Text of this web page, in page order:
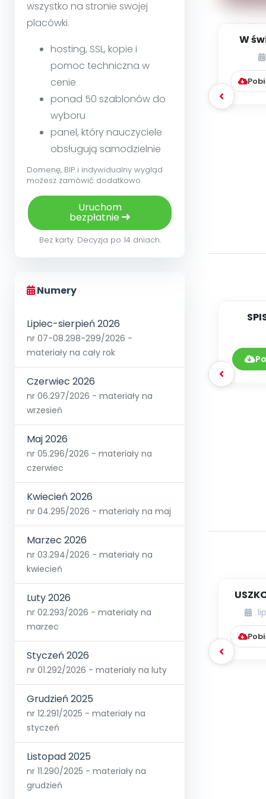
wszystko na stronie swojej
placówki.
hosting, SSL, kopie i
pomoc techniczna w
cenie
ponad 50 szablonów do
wyboru
panel, który nauczyciele
obsługują samodzielnie
Domenę, BIP i indywidualny wygląd
możesz zamówić dodatkowo.
Uruchom
bezpłatnie
Bez karty. Decyzja po 14 dniach.
Numery
Lipiec-sierpień 2026
nr 07-08.298-299/2026 -
materiały na cały rok
Czerwiec 2026
nr 06.297/2026 - materiały na
wrzesień
Maj 2026
nr 05.296/2026 - materiały na
czerwiec
Kwiecień 2026
nr 04.295/2026 - materiały na maj
Marzec 2026
nr 03.294/2026 - materiały na
kwiecień
Luty 2026
nr 02.293/2026 - materiały na
marzec
Styczeń 2026
nr 01.292/2026 - materiały na luty
Grudzień 2025
nr 12.291/2025 - materiały na
styczeń
Listopad 2025
nr 11.290/2025 - materiały na
grudzień
W
69]